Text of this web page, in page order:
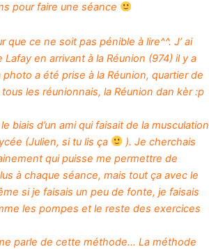
pour faire une séance
que ce ne soit pas pénible à lire^^. J’ ai
en arrivant à la Réunion (974) il y a
photo a été prise à la Réunion, quartier de
les réunionnais, la Réunion dan kèr :p
biais d’un ami qui faisait de la musculation
(Julien, si tu lis ça
). Je cherchais
qui puisse me permettre de
à chaque séance, mais tout ça avec le
si je faisais un peu de fonte, je faisais
les pompes et le reste des exercices
parle de cette méthode… La méthode